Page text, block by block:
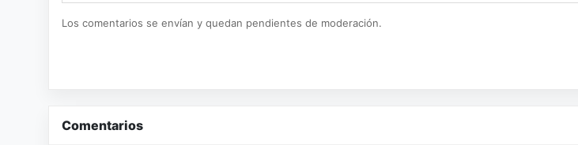
Los comentarios se envían y quedan pendientes de moderación.
Comentarios